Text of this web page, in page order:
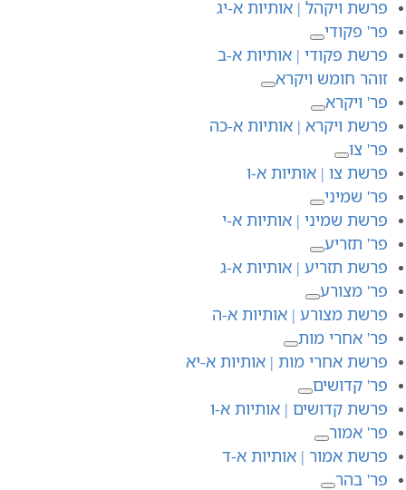
פרשת ויקהל | אותיות א-יג
פר' פקודי
פרשת פקודי | אותיות א-ב
זוהר חומש ויקרא
פר' ויקרא
פרשת ויקרא | אותיות א-כה
פר' צו
פרשת צו | אותיות א-ו
פר' שמיני
פרשת שמיני | אותיות א-י
פר' תזריע
פרשת תזריע | אותיות א-ג
פר' מצורע
פרשת מצורע | אותיות א-ה
פר' אחרי מות
פרשת אחרי מות | אותיות א-יא
פר' קדושים
פרשת קדושים | אותיות א-ו
פר' אמור
פרשת אמור | אותיות א-ד
פר' בהר